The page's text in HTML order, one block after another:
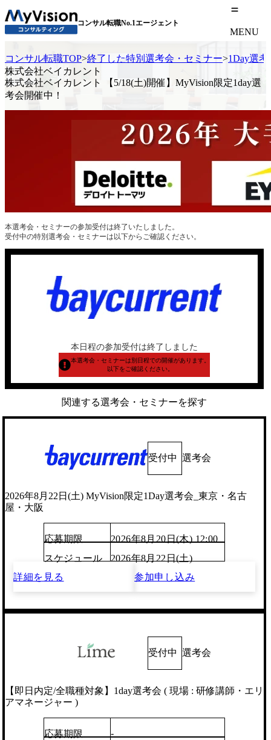
コンサル転職No.1エージェント
MENU
コンサル転職TOP>終了した特別選考会・セミナー>1Day選考
株式会社ベイカレント
株式会社ベイカレント 【5/18(土)開催】MyVision限定1day選
考会開催中！
本選考会・セミナーの参加受付は終了いたしました。
受付中の特別選考会・セミナーは以下からご確認ください。
本日程の参加受付は終了しました
本選考会・セミナーは別日程での開催があります。
以下をご確認ください。
関連する選考会・セミナーを探す
受付中 選考会
2026年8月22日(土) MyVision限定1Day選考会_東京・名古
屋・大阪
応募期限
2026年8月20日(木) 12:00
スケジュール
2026年8月22日(土)
詳細を見る
参加申し込み
受付中 選考会
【即日内定/全職種対象】1day選考会 ( 現場 : 研修講師・エリ
アマネージャー )
応募期限
-